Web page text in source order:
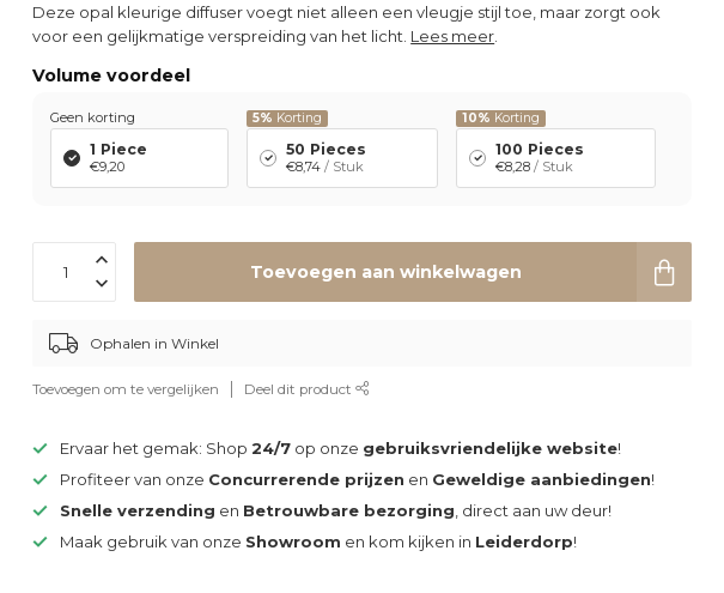
Deze opal kleurige diffuser voegt niet alleen een vleugje stijl toe, maar zorgt ook
voor een gelijkmatige verspreiding van het licht. Lees meer
Volume voordeel
Geen korting
1 Piece
€9,20
5% Korting
50 Pieces
€8,74 / Stuk
10% Korting
100 Pieces
€8,28 / Stuk
Toevoegen aan winkelwagen
Ophalen in Winkel
Toevoegen om te vergelijken Deel dit product
Ervaar het gemak: Shop24/7 op onze gebruiksvriendelijke website!
Profiteer van onze Concurrerende prijzen en Geweldige aanbiedingen!
Snelle verzending en Betrouwbare bezorging , direct aan uw deur!
Maak gebruik van onze Showroom en kom kijken in Leiderdorp!